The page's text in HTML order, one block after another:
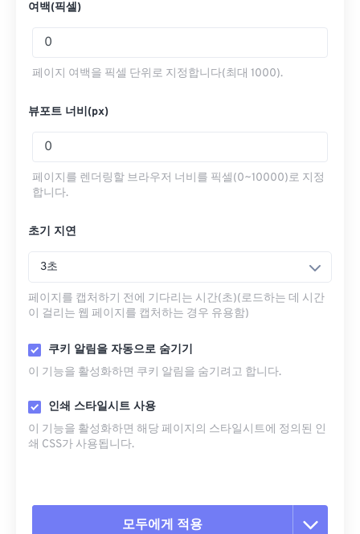
여백(픽셀)
페이지 여백을 픽셀 단위로 지정합니다(최대 1000).
뷰포트 너비(px)
페이지를 렌더링할 브라우저 너비를 픽셀(0~10000)로 지정
합니다.
초기 지연
3초
페이지를 캡처하기 전에 기다리는 시간(초)(로드하는 데 시간
이 걸리는 웹 페이지를 캡처하는 경우 유용함)
쿠키 알림을 자동으로 숨기기
이 기능을 활성화하면 쿠키 알림을 숨기려고 합니다.
인쇄 스타일시트 사용
이 기능을 활성화하면 해당 페이지의 스타일시트에 정의된 인
쇄 CSS가 사용됩니다.
모두에게 적용